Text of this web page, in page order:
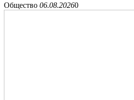
Общество 06.08.20260